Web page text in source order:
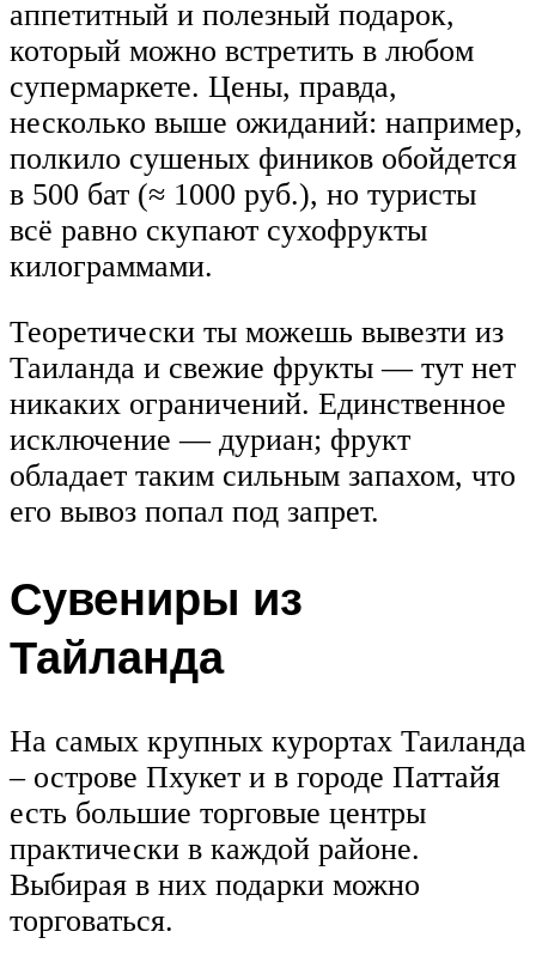
аппетитный и полезный подарок,
который можно встретить в любом
супермаркете. Цены, правда,
несколько выше ожиданий: например,
полкило сушеных фиников обойдется
в 500 бат (≈ 1000 руб.), но туристы
всё равно скупают сухофрукты
килограммами.
Теоретически ты можешь вывезти из
Таиланда и свежие фрукты — тут нет
никаких ограничений. Единственное
исключение — дуриан; фрукт
обладает таким сильным запахом, что
его вывоз попал под запрет.
Сувениры из
Тайланда
На самых крупных курортах Таиланда
– острове Пхукет и в городе Паттайя
есть большие торговые центры
практически в каждой районе.
Выбирая в них подарки можно
торговаться.